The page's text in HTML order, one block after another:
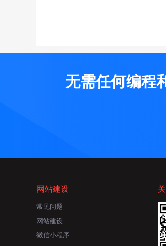
无需任何编程
网站建设
常见问题
网站建设
微信小程序